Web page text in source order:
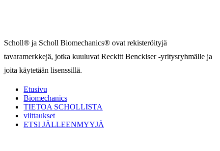
Scholl® ja Scholl Biomechanics® ovat rekisteröityjä
tavaramerkkejä, jotka kuuluvat Reckitt Benckiser -yritysryhmälle ja
joita käytetään lisenssillä.
Etusivu
Biomechanics
TIETOA SCHOLLISTA
viittaukset
ETSI JÄLLEENMYYJÄ